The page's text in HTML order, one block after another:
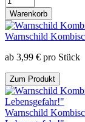
Warenkorb
Warnschild
ab 3,99 € pro Stück
Zum Produkt
Warnschild